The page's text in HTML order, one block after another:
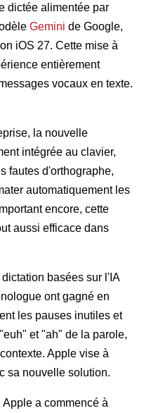
dictée alimentée par
Gemini de Google,
iOS 27. Cette mise à
entièrement
vocaux en texte.
la nouvelle
intégrée au clavier,
fautes d'orthographe,
automatiquement les
encore, cette
aussi efficace dans
basées sur l'IA
ont gagné en
les pauses inutiles et
et "ah" de la parole,
Apple vise à
sa nouvelle solution.
a commencé à